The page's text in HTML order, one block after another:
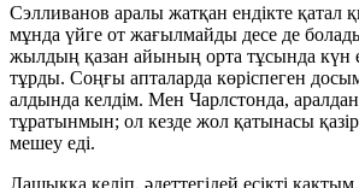
Сэлливанов аралы жатқан ендікте қатал
мұнда үйге от жағылмайды десе де
жылдың қазан айының орта тұсында күн
тұрды. Соңғы апталарда көріспеген
алдында келдім. Мен Чарлстонда,
тұратынмын; ол кезде жол қатынасы
мешеу еді.
Лашыққа келіп, әдеттегідей есікті